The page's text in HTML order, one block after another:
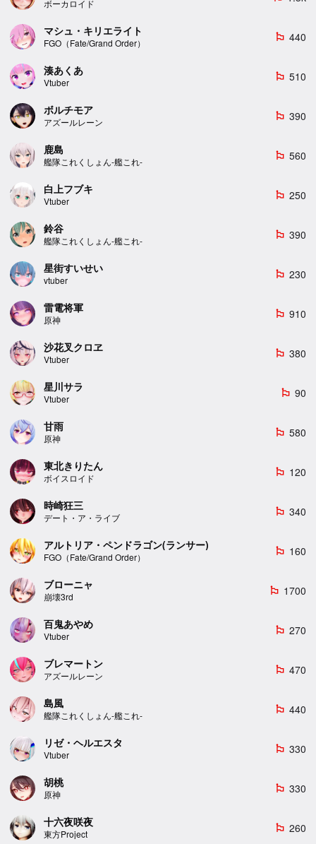
ボーカロイド
マシュ・キリエライト
FGO（Fate/Grand Order）
emoji_flags 440
湊あくあ
Vtuber
emoji_flags 510
ボルチモア
アズールレーン
emoji_flags 390
鹿島
艦隊これくしょん-艦これ-
emoji_flags 560
白上フブキ
Vtuber
emoji_flags 250
鈴谷
艦隊これくしょん-艦これ-
emoji_flags 390
星街すいせい
vtuber
emoji_flags 230
雷電将軍
原神
emoji_flags 910
沙花叉クロヱ
Vtuber
emoji_flags 380
星川サラ
Vtuber
emoji_flags 90
甘雨
原神
emoji_flags 580
東北きりたん
ボイスロイド
emoji_flags 120
時崎狂三
デート・ア・ライブ
emoji_flags 340
アルトリア・ペンドラゴン(ランサー)
FGO（Fate/Grand Order）
emoji_flags 160
ブローニャ
崩壊3rd
emoji_flags 1700
百鬼あやめ
Vtuber
emoji_flags 270
ブレマートン
アズールレーン
emoji_flags 470
島風
艦隊これくしょん-艦これ-
emoji_flags 440
リゼ・ヘルエスタ
Vtuber
emoji_flags 330
胡桃
原神
emoji_flags 330
十六夜咲夜
東方Project
emoji_flags 260